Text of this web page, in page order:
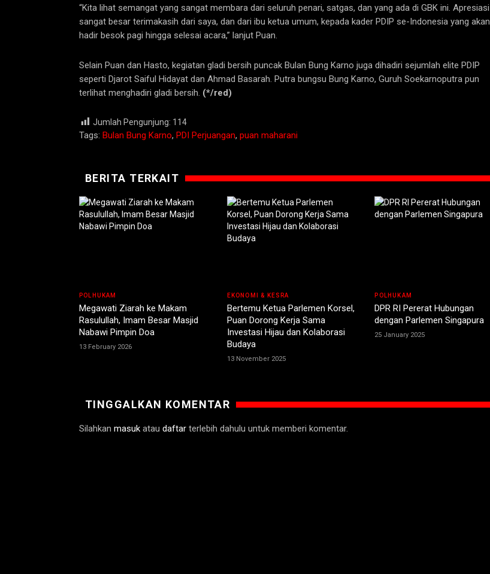
“Kita lihat semangat yang sangat membara dari seluruh penari, satgas, dan yang ada di GBK ini. Apresiasi
sangat besar terimakasih dari saya, dan dari ibu ketua umum, kepada kader PDIP se-Indonesia yang akan
hadir besok pagi hingga selesai acara,” lanjut Puan.
Selain Puan dan Hasto, kegiatan gladi bersih puncak Bulan Bung Karno juga dihadiri sejumlah elite PDIP
seperti Djarot Saiful Hidayat dan Ahmad Basarah. Putra bungsu Bung Karno, Guruh Soekarnoputra pun
terlihat menghadiri gladi bersih. (*/red)
Jumlah Pengunjung: 114
Tags: Bulan Bung Karno, PDI Perjuangan, puan maharani
BERITA TERKAIT
POLHUKAM
Megawati Ziarah ke Makam
Rasulullah, Imam Besar Masjid
Nabawi Pimpin Doa
13 February 2026
EKONOMI & KESRA
Bertemu Ketua Parlemen Korsel,
Puan Dorong Kerja Sama
Investasi Hijau dan Kolaborasi
Budaya
13 November 2025
POLHUKAM
DPR RI Pererat Hubungan
dengan Parlemen Singapura
25 January 2025
TINGGALKAN KOMENTAR
Silahkan masuk atau daftar terlebih dahulu untuk memberi komentar.